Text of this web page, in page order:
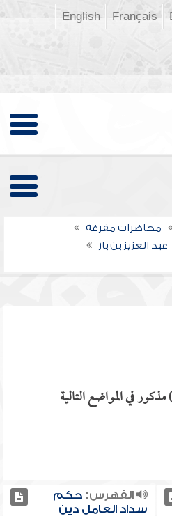
Français
English
محاضرات مفرغة
عبد العزيز بن باز
في المواضع التالية
الفهرس:حكم
سداد العامل دين